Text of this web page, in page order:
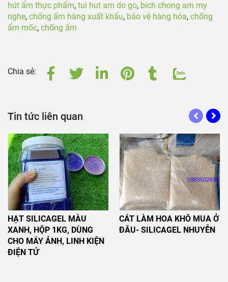
hút ẩm thực phẩm, tui hut am do go, bich chong am my
nghe, chống ẩm hàng xuất khẩu, bảo vệ hàng hóa, chống
ẩm mốc, chống ẩm
Chia sẻ:
Tin tức liên quan
HẠT SILICAGEL MÀU
XANH, HỘP 1KG, DÙNG
CHO MÁY ẢNH, LINH KIỆN
ĐIỆN TỬ
CÁT LÀM HOA KHÔ MUA Ở
ĐÂU- SILICAGEL NHUYỄN